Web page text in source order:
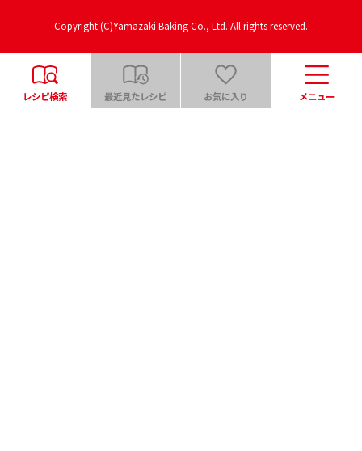
Copyright (C)Yamazaki Baking Co., Ltd. All rights reserved.
レシピ検索 最近見たレシピ お気に入り メニュー